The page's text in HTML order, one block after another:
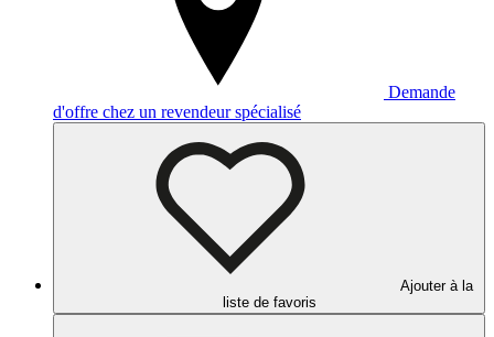
Demande
d'offre chez un revendeur spécialisé
Ajouter à la
liste de favoris